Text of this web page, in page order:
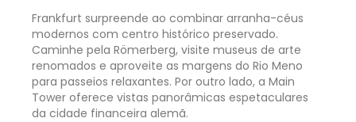
Frankfurt surpreende ao combinar arranha-céus
modernos com centro histórico preservado.
Caminhe pela Römerberg, visite museus de arte
renomados e aproveite as margens do Rio Meno
para passeios relaxantes. Por outro lado, a Main
Tower oferece vistas panorâmicas espetaculares
da cidade financeira alemã.